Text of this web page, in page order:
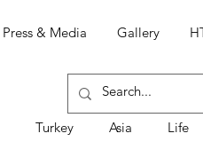
Press & Media Gallery
Turkey Asia Life